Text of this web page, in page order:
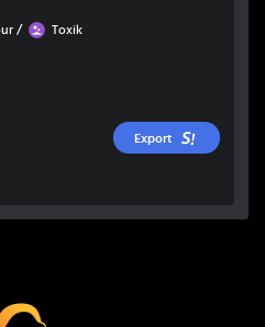
/ Poison
Toxik
Export